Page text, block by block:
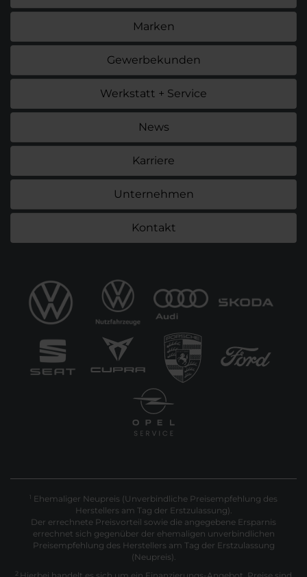
Marken
Gewerbekunden
Werkstatt + Service
News
Karriere
Unternehmen
Kontakt
1 Ehemaliger Neupreis (Unverbindliche Preisempfehlung des
Herstellers am Tag der Erstzulassung).
Der errechnete Preisvorteil sowie die angegebene Ersparnis
errechnet sich gegenüber der ehemaligen unverbindlichen
Preisempfehlung des Herstellers am Tag der Erstzulassung
(Neupreis).
2